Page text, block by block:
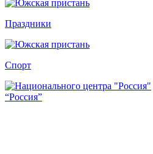
Праздники
Спорт
“Россия”